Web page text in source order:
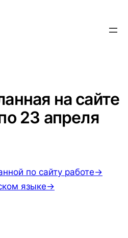
на сайте
23 апреля
по сайту работе→
языке→